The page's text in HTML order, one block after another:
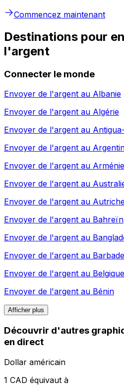
Commencez maintenant
Destinations pour
l'argent
Connecter le monde
Envoyer de l'argent au Albanie
Envoyer de l'argent au Algérie
Envoyer de l'argent au
Envoyer de l'argent au
Envoyer de l'argent au Arménie
Envoyer de l'argent au
Envoyer de l'argent au
Envoyer de l'argent au Bahreïn
Envoyer de l'argent au
Envoyer de l'argent au Barbade
Envoyer de l'argent au Belgique
Envoyer de l'argent au Bénin
Afficher plus
Découvrir d'autres
en direct
Dollar américain
1 CAD équivaut à